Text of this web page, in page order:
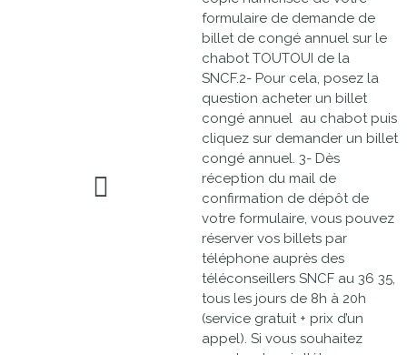
formulaire de demande de
billet de congé annuel sur le
chabot TOUTOUI de la
SNCF.2- Pour cela, posez la
question acheter un billet
congé annuel au chabot puis
cliquez sur demander un billet
congé annuel. 3- Dès
réception du mail de
confirmation de dépôt de
votre formulaire, vous pouvez
réserver vos billets par
téléphone auprès des
téléconseillers SNCF au 36 35,
tous les jours de 8h à 20h
(service gratuit + prix d’un
appel). Si vous souhaitez